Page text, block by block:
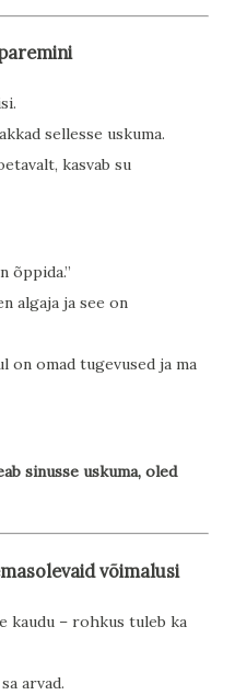
sellesse uskuma.
kasvab su
õppida.”
algaja ja see on
on omad tugevused ja ma
sinusse uskuma, oled
võimalusi
kaudu – rohkus tuleb ka
arvad.